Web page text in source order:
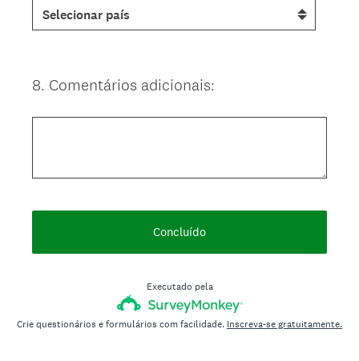
Question
8. Comentários adicionais:
Concluído
Executado pela
Crie questionários e formulários com facilidade. Inscreva-se gratuitamente.